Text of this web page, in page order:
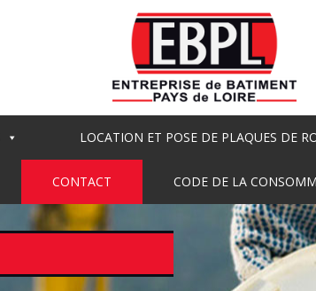
LOCATION ET POSE DE PLAQUES DE
CONTACT CODE DE LA